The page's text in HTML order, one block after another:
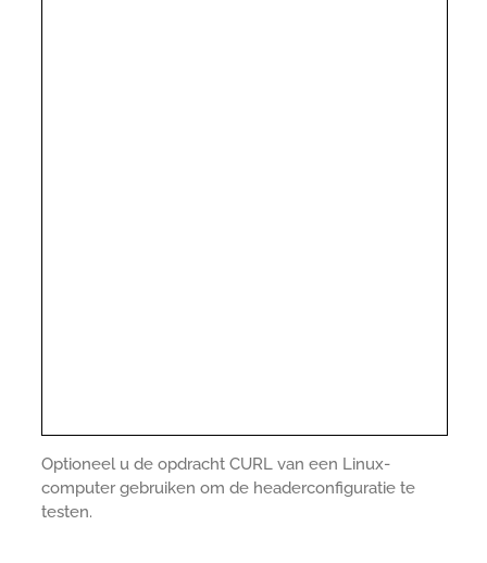
Optioneel u de opdracht CURL van een Linux-
computer gebruiken om de headerconfiguratie te
testen.